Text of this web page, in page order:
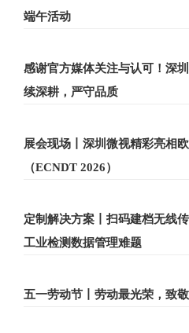
端午活动
感谢官方媒体关注与认可！深
续深耕，严守品质
展会现场丨深圳微视精彩亮相
（ECNDT 2026）
定制解决方案丨扫码建档无线
工业检测数据管理难题
五一劳动节丨劳动最光荣，致